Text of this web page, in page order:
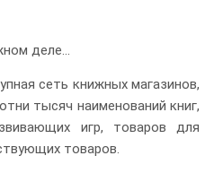
деле...
сеть книжных магазинов,
тысяч наименований книг,
игр, товаров для
товаров.